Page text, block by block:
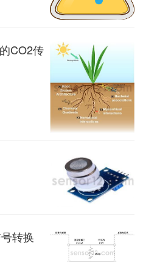
CO2传
转换